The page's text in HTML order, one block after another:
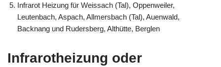
Infrarot Heizung für Weissach (Tal), Oppenweiler,
Leutenbach, Aspach, Allmersbach (Tal), Auenwald,
Backnang und Rudersberg, Althütte, Berglen
Infrarotheizung oder